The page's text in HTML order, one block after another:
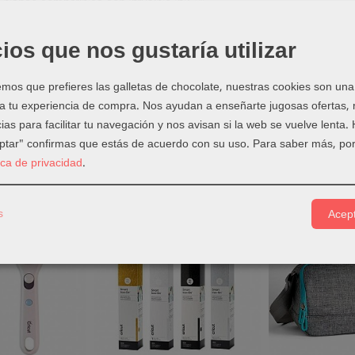
con sublimación Paredes lisas y rectas para transferencias
lavavajillas y microondas
con Cricut Mug Press ™ y productos de tinta infusible (se venden
Relacionados
que nos gustaría utilizar
que prefieres las galletas de chocolate, nuestras cookies son
tu experiencia de compra. Nos ayudan a enseñarte jugosas ofertas,
para facilitar tu navegación y nos avisan si la web se vuelve lenta.
confirmas que estás de acuerdo con su uso. Para saber más,
de privacidad.